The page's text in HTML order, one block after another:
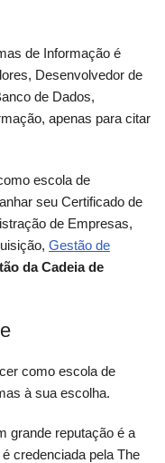
de Informação é
Desenvolvedor de
de Dados,
apenas para citar
escola de
seu Certificado de
de Empresas,
Gestão de
da Cadeia de
como escola de
à sua escolha.
grande reputação é a
credenciada pela The